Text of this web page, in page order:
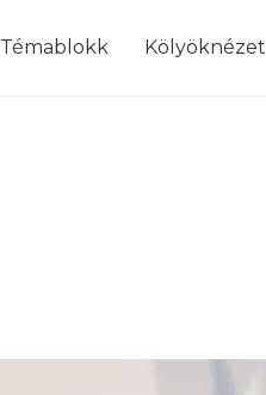
Témablokk Kölyöknézet